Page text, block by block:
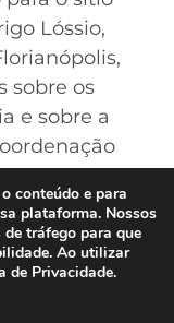
Lóssio,
sobre os
e sobre a
abril, será
para a
conteúdo e para
plataforma. Nossos
tráfego para que
Ao utilizar
de Privacidade.